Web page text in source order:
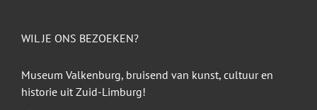
WIL JE ONS BEZOEKEN?
Museum Valkenburg, bruisend van kunst, cultuur en
historie uit Zuid-Limburg!